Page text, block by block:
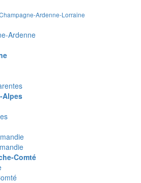
Ardenne-Lorraine
Ardenne
Alpes
Comté